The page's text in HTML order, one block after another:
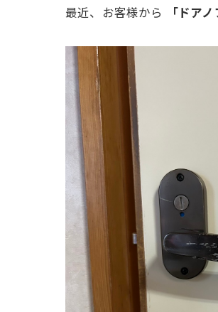
最近、お客様から 「ドア